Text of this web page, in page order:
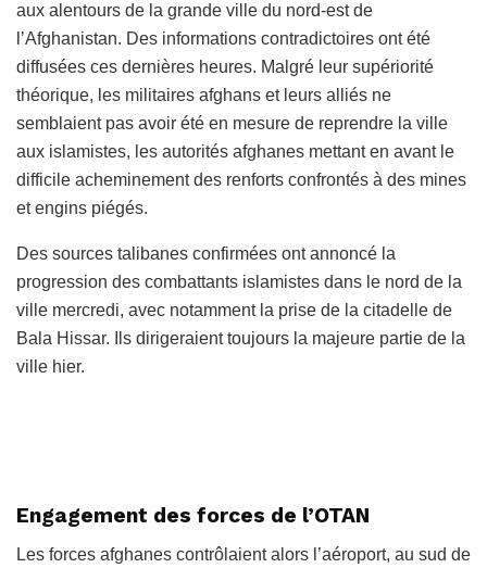
aux alentours de la grande ville du nord-est de
l’Afghanistan. Des informations contradictoires ont été
diffusées ces dernières heures. Malgré leur supériorité
théorique, les militaires afghans et leurs alliés ne
semblaient pas avoir été en mesure de reprendre la ville
aux islamistes, les autorités afghanes mettant en avant le
difficile acheminement des renforts confrontés à des mines
et engins piégés.
Des sources talibanes confirmées ont annoncé la
progression des combattants islamistes dans le nord de la
ville mercredi, avec notamment la prise de la citadelle de
Bala Hissar. Ils dirigeraient toujours la majeure partie de la
ville hier.
Engagement des forces de l’OTAN
Les forces afghanes contrôlaient alors l’aéroport, au sud de